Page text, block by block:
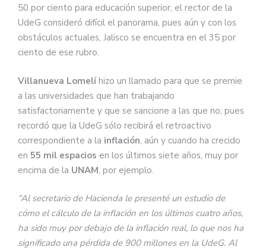
50 por ciento para educación superior, el rector de la
UdeG consideró difícil el panorama, pues aún y con los
obstáculos actuales, Jalisco se encuentra en el 35 por
ciento de ese rubro.
Villanueva Lomelíhizo un llamado para que se premie
a las universidades que han trabajando
satisfactoriamente y que se sancione a las que no; pues
recordó que la UdeG sólo recibirá el retroactivo
correspondiente a la inflación, aún y cuando ha crecido
en 55 mil espacios en los últimos siete años, muy por
encima de la UNAM, por ejemplo.
“Al secretario de Hacienda le presenté un estudio de
cómo el cálculo de la inflación en los últimos cuatro años,
ha sido muy por debajo de la inflación real, lo que nos ha
significado una pérdida de 900 millones en la UdeG. Al